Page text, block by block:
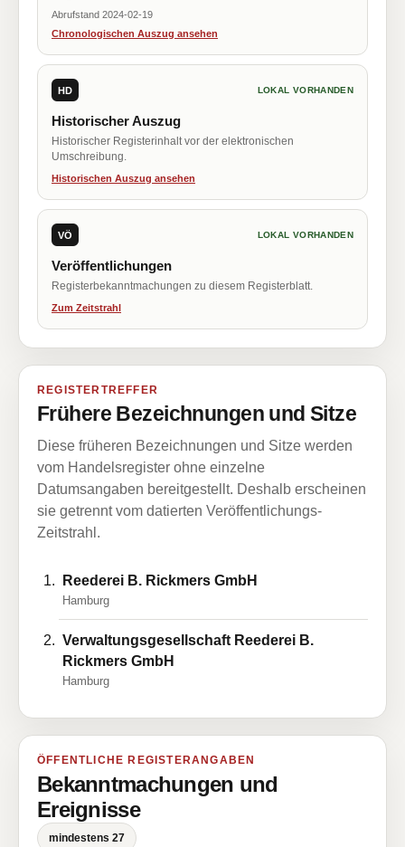
Abrufstand 2024-02-19
Chronologischen Auszug ansehen
HD LOKAL VORHANDEN
Historischer Auszug
Historischer Registerinhalt vor der elektronischen
Umschreibung.
Historischen Auszug ansehen
VÖ LOKAL VORHANDEN
Veröffentlichungen
Registerbekanntmachungen zu diesem Registerblatt.
Zum Zeitstrahl
REGISTERTREFFER
Frühere Bezeichnungen und Sitze
Diese früheren Bezeichnungen und Sitze werden
vom Handelsregister ohne einzelne
Datumsangaben bereitgestellt. Deshalb erscheinen
sie getrennt vom datierten Veröffentlichungs-
Zeitstrahl.
Reederei B. Rickmers GmbH
Hamburg
Verwaltungsgesellschaft Reederei B.
Rickmers GmbH
Hamburg
ÖFFENTLICHE REGISTERANGABEN
Bekanntmachungen und
Ereignisse
mindestens 27